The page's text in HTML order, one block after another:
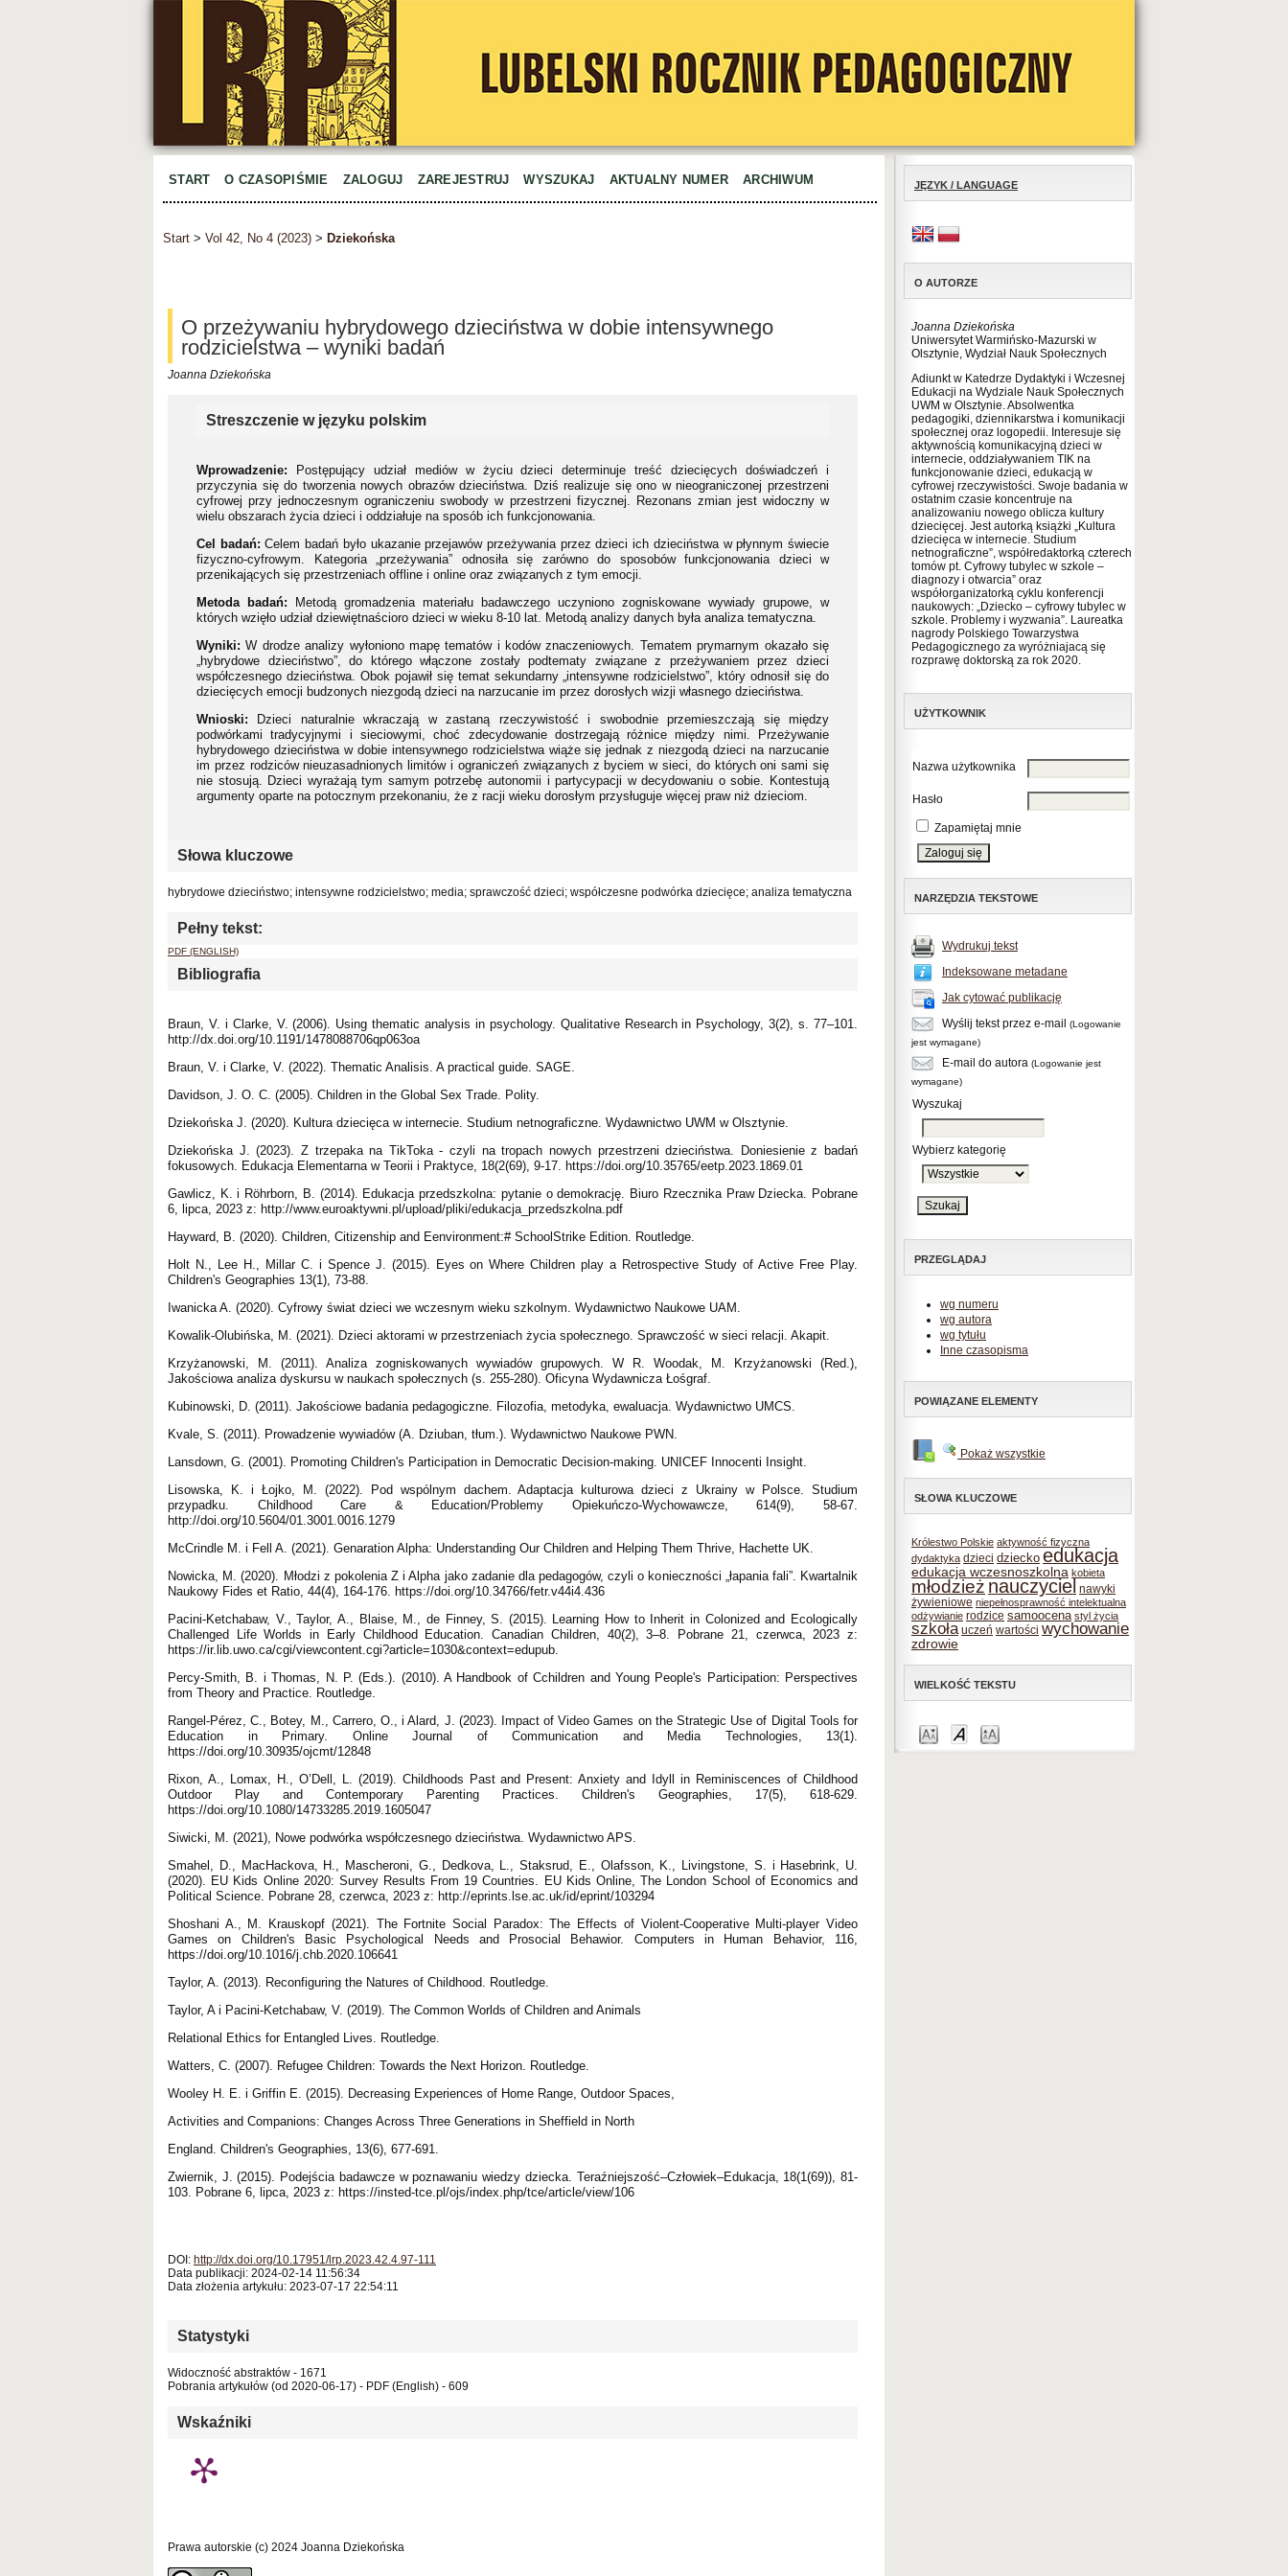
JĘZYK / LANGUAGE
O AUTORZE
Joanna Dziekońska
Uniwersytet Warmińsko-Mazurski w
Olsztynie, Wydział Nauk Społecznych
Adiunkt w Katedrze Dydaktyki i Wczesnej
Edukacji na Wydziale Nauk Społecznych
UWM w Olsztynie. Absolwentka
pedagogiki, dziennikarstwa i komunikacji
społecznej oraz logopedii. Interesuje się
aktywnością komunikacyjną dzieci w
internecie, oddziaływaniem TIK na
funkcjonowanie dzieci, edukacją w
cyfrowej rzeczywistości. Swoje badania w
ostatnim czasie koncentruje na
analizowaniu nowego oblicza kultury
dziecięcej. Jest autorką książki „Kultura
dziecięca w internecie. Studium
netnograficzne”, współredaktorką czterech
tomów pt. Cyfrowy tubylec w szkole –
diagnozy i otwarcia” oraz
współorganizatorką cyklu konferencji
naukowych: „Dziecko – cyfrowy tubylec w
szkole. Problemy i wyzwania”. Laureatka
nagrody Polskiego Towarzystwa
Pedagogicznego za wyróżniajacą się
rozprawę doktorską za rok 2020.
UŻYTKOWNIK
Nazwa użytkownika
Hasło
Zapamiętaj mnie
NARZĘDZIA TEKSTOWE
Wydrukuj tekst
Indeksowane metadane
Jak cytować publikację
Wyślij tekst przez e-mail
(Logowanie
jest wymagane)
E-mail do autora (Logowanie jest
wymagane)
Wyszukaj
Wybierz kategorię
PRZEGLĄDAJ
wg numeru
wg autora
wg tytułu
Inne czasopisma
POWIĄZANE ELEMENTY
Pokaż wszystkie
SŁOWA KLUCZOWE
Królestwo Polskie aktywność fizyczna
dydaktyka dzieci dziecko edukacja
edukacja wczesnoszkolna kobieta
młodzież nauczyciel nawyki
żywieniowe niepełnosprawność intelektualna
odżywianie rodzice samoocena styl życia
szkoła uczeń wartości wychowanie
zdrowie
WIELKOŚĆ TEKSTU
START O CZASOPIŚMIE ZALOGUJ ZAREJESTRUJ WYSZUKAJ AKTUALNY NUMER ARCHIWUM
Start > Vol 42, No 4 (2023) > Dziekońska
O przeżywaniu hybrydowego dzieciństwa w dobie intensywnego
rodzicielstwa – wyniki badań
Joanna Dziekońska
Streszczenie w języku polskim
Wprowadzenie: Postępujący udział mediów w życiu dzieci determinuje treść dziecięcych doświadczeń i
przyczynia się do tworzenia nowych obrazów dzieciństwa. Dziś realizuje się ono w nieograniczonej przestrzeni
cyfrowej przy jednoczesnym ograniczeniu swobody w przestrzeni fizycznej. Rezonans zmian jest widoczny w
wielu obszarach życia dzieci i oddziałuje na sposób ich funkcjonowania.
Cel badań: Celem badań było ukazanie przejawów przeżywania przez dzieci ich dzieciństwa w płynnym świecie
fizyczno-cyfrowym. Kategoria „przeżywania” odnosiła się zarówno do sposobów funkcjonowania dzieci w
przenikających się przestrzeniach offline i online oraz związanych z tym emocji.
Metoda badań: Metodą gromadzenia materiału badawczego uczyniono zogniskowane wywiady grupowe, w
których wzięło udział dziewiętnaścioro dzieci w wieku 8-10 lat. Metodą analizy danych była analiza tematyczna.
Wyniki: W drodze analizy wyłoniono mapę tematów i kodów znaczeniowych. Tematem prymarnym okazało się
„hybrydowe dzieciństwo”, do którego włączone zostały podtematy związane z przeżywaniem przez dzieci
współczesnego dzieciństwa. Obok pojawił się temat sekundarny „intensywne rodzicielstwo”, który odnosił się do
dziecięcych emocji budzonych niezgodą dzieci na narzucanie im przez dorosłych wizji własnego dzieciństwa.
Wnioski: Dzieci naturalnie wkraczają w zastaną rzeczywistość i swobodnie przemieszczają się między
podwórkami tradycyjnymi i sieciowymi, choć zdecydowanie dostrzegają różnice między nimi. Przeżywanie
hybrydowego dzieciństwa w dobie intensywnego rodzicielstwa wiąże się jednak z niezgodą dzieci na narzucanie
im przez rodziców nieuzasadnionych limitów i ograniczeń związanych z byciem w sieci, do których oni sami się
nie stosują. Dzieci wyrażają tym samym potrzebę autonomii i partycypacji w decydowaniu o sobie. Kontestują
argumenty oparte na potocznym przekonaniu, że z racji wieku dorosłym przysługuje więcej praw niż dzieciom.
Słowa kluczowe
hybrydowe dzieciństwo; intensywne rodzicielstwo; media; sprawczość dzieci; współczesne podwórka dziecięce; analiza tematyczna
Pełny tekst:
PDF (ENGLISH)
Bibliografia
Braun, V. i Clarke, V. (2006). Using thematic analysis in psychology. Qualitative Research in Psychology, 3(2), s. 77–101.
http://dx.doi.org/10.1191/1478088706qp063oa
Braun, V. i Clarke, V. (2022). Thematic Analisis. A practical guide. SAGE.
Davidson, J. O. C. (2005). Children in the Global Sex Trade. Polity.
Dziekońska J. (2020). Kultura dziecięca w internecie. Studium netnograficzne. Wydawnictwo UWM w Olsztynie.
Dziekońska J. (2023). Z trzepaka na TikToka - czyli na tropach nowych przestrzeni dzieciństwa. Doniesienie z badań
fokusowych. Edukacja Elementarna w Teorii i Praktyce, 18(2(69), 9-17. https://doi.org/10.35765/eetp.2023.1869.01
Gawlicz, K. i Röhrborn, B. (2014). Edukacja przedszkolna: pytanie o demokrację. Biuro Rzecznika Praw Dziecka. Pobrane
6, lipca, 2023 z: http://www.euroaktywni.pl/upload/pliki/edukacja_przedszkolna.pdf
Hayward, B. (2020). Children, Citizenship and Eenvironment:# SchoolStrike Edition. Routledge.
Holt N., Lee H., Millar C. i Spence J. (2015). Eyes on Where Children play a Retrospective Study of Active Free Play.
Children's Geographies 13(1), 73-88.
Iwanicka A. (2020). Cyfrowy świat dzieci we wczesnym wieku szkolnym. Wydawnictwo Naukowe UAM.
Kowalik-Olubińska, M. (2021). Dzieci aktorami w przestrzeniach życia społecznego. Sprawczość w sieci relacji. Akapit.
Krzyżanowski, M. (2011). Analiza zogniskowanych wywiadów grupowych. W R. Woodak, M. Krzyżanowski (Red.),
Jakościowa analiza dyskursu w naukach społecznych (s. 255-280). Oficyna Wydawnicza Łośgraf.
Kubinowski, D. (2011). Jakościowe badania pedagogiczne. Filozofia, metodyka, ewaluacja. Wydawnictwo UMCS.
Kvale, S. (2011). Prowadzenie wywiadów (A. Dziuban, tłum.). Wydawnictwo Naukowe PWN.
Lansdown, G. (2001). Promoting Children's Participation in Democratic Decision-making. UNICEF Innocenti Insight.
Lisowska, K. i Łojko, M. (2022). Pod wspólnym dachem. Adaptacja kulturowa dzieci z Ukrainy w Polsce. Studium
przypadku. Childhood Care & Education/Problemy Opiekuńczo-Wychowawcze, 614(9), 58-67.
http://doi.org/10.5604/01.3001.0016.1279
McCrindle M. i Fell A. (2021). Genaration Alpha: Understanding Our Children and Helping Them Thrive, Hachette UK.
Nowicka, M. (2020). Młodzi z pokolenia Z i Alpha jako zadanie dla pedagogów, czyli o konieczności „łapania fali”. Kwartalnik
Naukowy Fides et Ratio, 44(4), 164-176. https://doi.org/10.34766/fetr.v44i4.436
Pacini-Ketchabaw, V., Taylor, A., Blaise, M., de Finney, S. (2015). Learning How to Inherit in Colonized and Ecologically
Challenged Life Worlds in Early Childhood Education. Canadian Children, 40(2), 3–8. Pobrane 21, czerwca, 2023 z:
https://ir.lib.uwo.ca/cgi/viewcontent.cgi?article=1030&context=edupub.
Percy-Smith, B. i Thomas, N. P. (Eds.). (2010). A Handbook of Cchildren and Young People's Participation: Perspectives
from Theory and Practice. Routledge.
Rangel-Pérez, C., Botey, M., Carrero, O., i Alard, J. (2023). Impact of Video Games on the Strategic Use of Digital Tools for
Education in Primary. Online Journal of Communication and Media Technologies, 13(1).
https://doi.org/10.30935/ojcmt/12848
Rixon, A., Lomax, H., O’Dell, L. (2019). Childhoods Past and Present: Anxiety and Idyll in Reminiscences of Childhood
Outdoor Play and Contemporary Parenting Practices. Children's Geographies, 17(5), 618-629.
https://doi.org/10.1080/14733285.2019.1605047
Siwicki, M. (2021), Nowe podwórka współczesnego dzieciństwa. Wydawnictwo APS.
Smahel, D., MacHackova, H., Mascheroni, G., Dedkova, L., Staksrud, E., Olafsson, K., Livingstone, S. i Hasebrink, U.
(2020). EU Kids Online 2020: Survey Results From 19 Countries. EU Kids Online, The London School of Economics and
Political Science. Pobrane 28, czerwca, 2023 z: http://eprints.lse.ac.uk/id/eprint/103294
Shoshani A., M. Krauskopf (2021). The Fortnite Social Paradox: The Effects of Violent-Cooperative Multi-player Video
Games on Children's Basic Psychological Needs and Prosocial Behawior. Computers in Human Behavior, 116,
https://doi.org/10.1016/j.chb.2020.106641
Taylor, A. (2013). Reconfiguring the Natures of Childhood. Routledge.
Taylor, A i Pacini-Ketchabaw, V. (2019). The Common Worlds of Children and Animals
Relational Ethics for Entangled Lives. Routledge.
Watters, C. (2007). Refugee Children: Towards the Next Horizon. Routledge.
Wooley H. E. i Griffin E. (2015). Decreasing Experiences of Home Range, Outdoor Spaces,
Activities and Companions: Changes Across Three Generations in Sheffield in North
England. Children's Geographies, 13(6), 677-691.
Zwiernik, J. (2015). Podejścia badawcze w poznawaniu wiedzy dziecka. Teraźniejszość–Człowiek–Edukacja, 18(1(69)), 81-
103. Pobrane 6, lipca, 2023 z: https://insted-tce.pl/ojs/index.php/tce/article/view/106
DOI: http://dx.doi.org/10.17951/lrp.2023.42.4.97-111
Data publikacji: 2024-02-14 11:56:34
Data złożenia artykułu: 2023-07-17 22:54:11
Statystyki
Widoczność abstraktów - 1671
Pobrania artykułów (od 2020-06-17) - PDF (English) - 609
Wskaźniki
Prawa autorskie (c) 2024 Joanna Dziekońska